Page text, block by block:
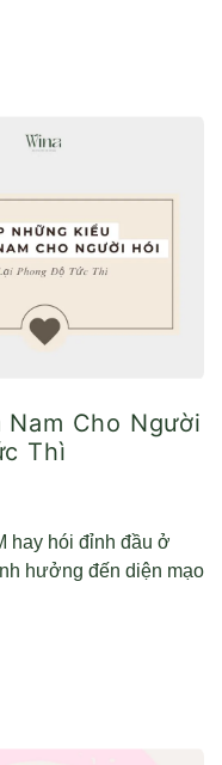
Cho Người
Thì
hay hói đỉnh đầu ở
hưởng đến diện mạo